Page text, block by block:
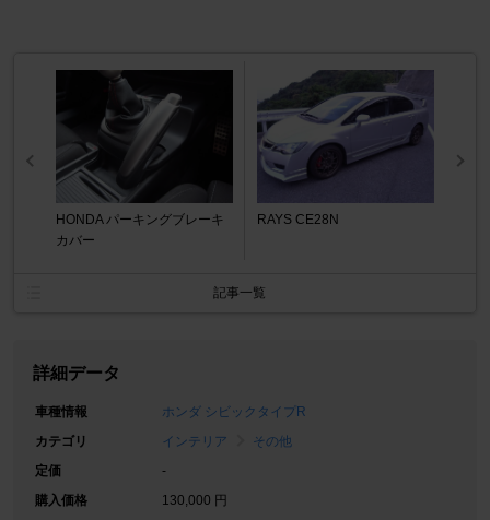
HONDA パーキングブレーキ
カバー
RAYS CE28N
記事一覧
詳細データ
車種情報
ホンダ シビックタイプR
カテゴリ
インテリア
その他
定価
-
購入価格
130,000 円